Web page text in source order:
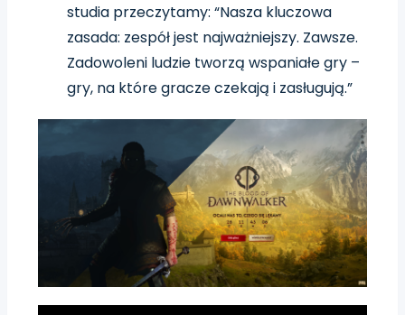
studia przeczytamy: “Nasza kluczowa
zasada: zespół jest najważniejszy. Zawsze.
Zadowoleni ludzie tworzą wspaniałe gry –
gry, na które gracze czekają i zasługują.”